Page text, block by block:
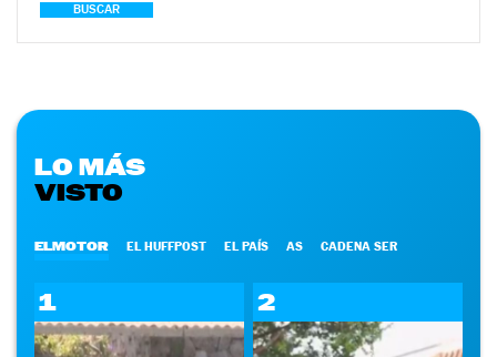
BUSCAR
LO MÁS
VISTO
ELMOTOR EL HUFFPOST EL PAÍS AS CADENA SER
1 2